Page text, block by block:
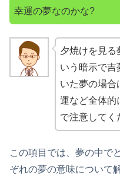
幸運の夢なのかな?
夕焼けを見る
いう暗示で吉
いた夢の場合
運など全体的
で注意してく
この項目では、夢の中で
ぞれの夢の意味について